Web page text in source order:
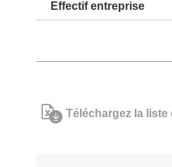
Effectif entreprise
Téléchargez la liste